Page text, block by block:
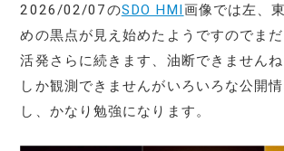
2026/02/07のSDO HMI画像では左、
めの黒点が見え始めたようですのでま
活発さらに続きます、油断できません
しか観測できませんがいろいろな公開
し、かなり勉強になります。